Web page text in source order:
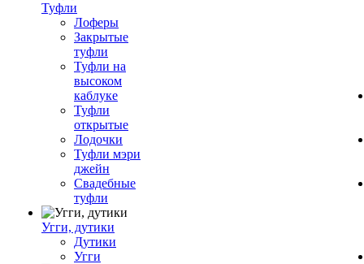
Туфли
Лоферы
Закрытые
туфли
Туфли на
высоком
каблуке
Туфли
открытые
Лодочки
Туфли мэри
джейн
Свадебные
туфли
Угги, дутики
Дутики
Угги